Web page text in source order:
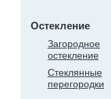
Остекление
Загородное
остекление
Стеклянные
перегородки